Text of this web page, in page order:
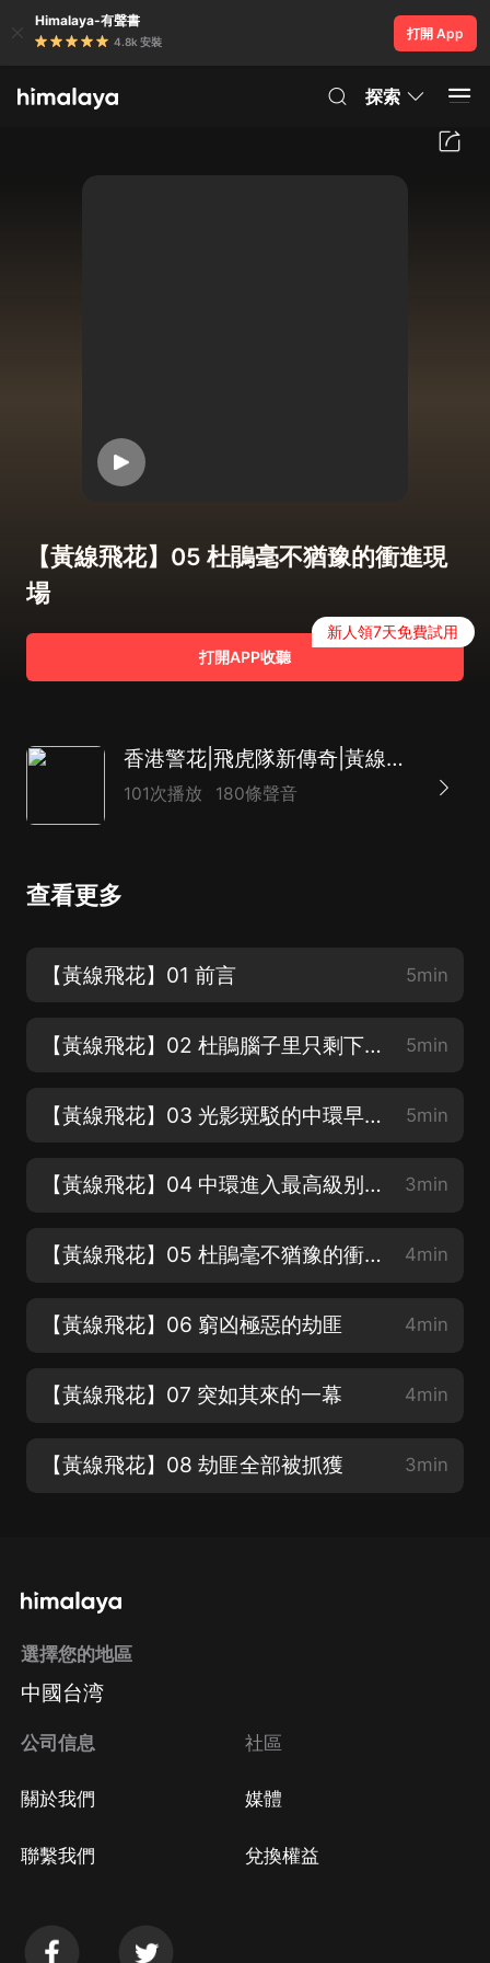
Himalaya-有聲書
4.8k 安裝
打開 App
探索
【黃線飛花】05 杜鵑毫不猶豫的衝進現
場
打開APP收聽
新人領7天免費試用
香港警花|飛虎隊新傳奇|黃線飛花|高明力作多播小說
101次播放 180條聲音
查看更多
【黃線飛花】01 前言 5min
【黃線飛花】02 杜鵑腦子里只剩下“黃線”兩個字 5min
【黃線飛花】03 光影斑駁的中環早晨 5min
【黃線飛花】04 中環進入最高級别的緊急戒嚴狀態 3min
【黃線飛花】05 杜鵑毫不猶豫的衝進現場 4min
【黃線飛花】06 窮凶極惡的劫匪 4min
【黃線飛花】07 突如其來的一幕 4min
【黃線飛花】08 劫匪全部被抓獲 3min
選擇您的地區
中國台湾
公司信息
關於我們
聯繫我們
社區
媒體
兌換權益